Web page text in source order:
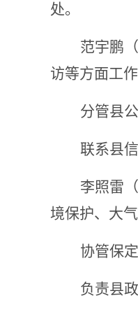
处。
范宇鹏 （
访等方面工作
分管县
联系县信
李照雷
境保护、大
协管保
负责县